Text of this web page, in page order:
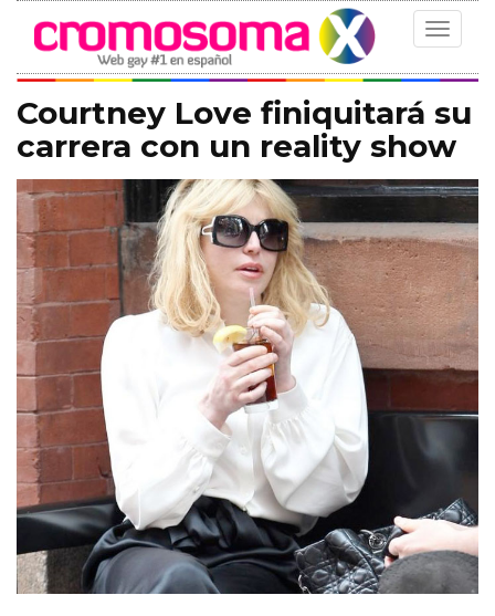
Toggle
Courtney Love finiquitará su
carrera con un reality show